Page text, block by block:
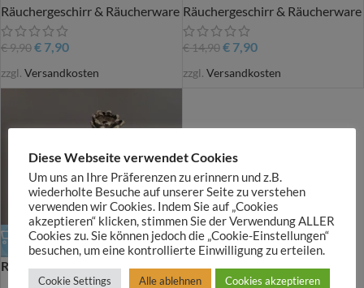
Räuchergeschirr & Räucherware
€9,90€ 7,90
zzgl. Versandkosten
Räuchergeschirr & Räucherware
€14,90 €7,90
zzgl. Versandkosten
-20%
RäucherHand
Diese Webseite verwendet Cookies
Um uns an Ihre Präferenzen zu erinnern und z.B.
wiederholte Besuche auf unserer Seite zu verstehen
verwenden wir Cookies. Indem Sie auf „Cookies
akzeptieren“ klicken, stimmen Sie der Verwendung ALLER
Cookies zu. Sie können jedoch die „Cookie-Einstellungen“
besuchen, um eine kontrollierte Einwilligung zu erteilen.
Cookie Settings Alle ablehnen Cookies akzeptieren